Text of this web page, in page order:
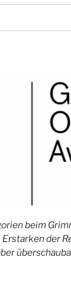
beim
Erstarken der